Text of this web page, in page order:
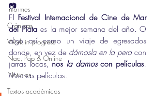
Informes
Crónicas
Work in progress
Nac, Pop & Online
Noticias
Textos académicos
📷
El Festival Internacional de Cine de Mar
del Plata es la mejor semana del año. O
algo así como un viaje de egresados
donde, en vez de dárnosla en la pera con
jarras locas, nos la damos con películas.
Muchas películas.